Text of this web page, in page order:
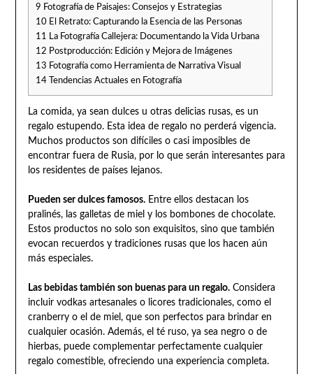
9 Fotografía de Paisajes: Consejos y Estrategias
10El Retrato: Capturando la Esencia de las Personas
11 La Fotografía Callejera: Documentando la Vida Urbana
12 Postproducción: Edición y Mejora de Imágenes
13 Fotografía como Herramienta de Narrativa Visual
14Tendencias Actuales en Fotografía
La comida, ya sean dulces u otras delicias rusas, es un
regalo estupendo. Esta idea de regalo no perderá vigencia.
Muchos productos son difíciles o casi imposibles de
encontrar fuera de Rusia, por lo que serán interesantes para
los residentes de países lejanos.
Pueden ser dulces famosos.Entre ellos destacan los
pralinés, las galletas de miel y los bombones de chocolate.
Estos productos no solo son exquisitos, sino que también
evocan recuerdos y tradiciones rusas que los hacen aún
más especiales.
Las bebidas también son buenas para un regalo.Considera
incluir vodkas artesanales o licores tradicionales, como el
cranberry o el de miel, que son perfectos para brindar en
cualquier ocasión. Además, el té ruso, ya sea negro o de
hierbas, puede complementar perfectamente cualquier
regalo comestible, ofreciendo una experiencia completa.